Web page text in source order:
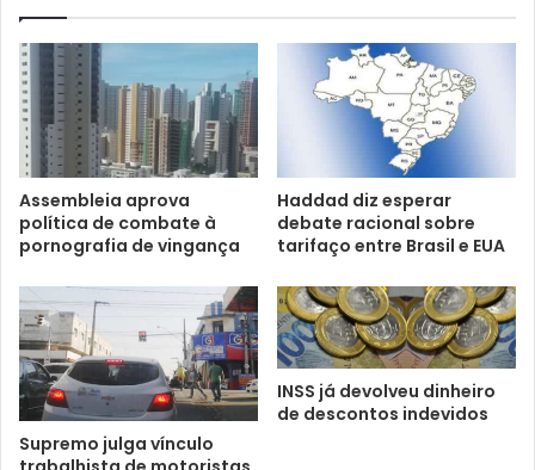
Assembleia aprova
política de combate à
pornografia de vingança
Haddad diz esperar
debate racional sobre
tarifaço entre Brasil e EUA
Supremo julga vínculo
INSS já devolveu dinheiro
de descontos indevidos